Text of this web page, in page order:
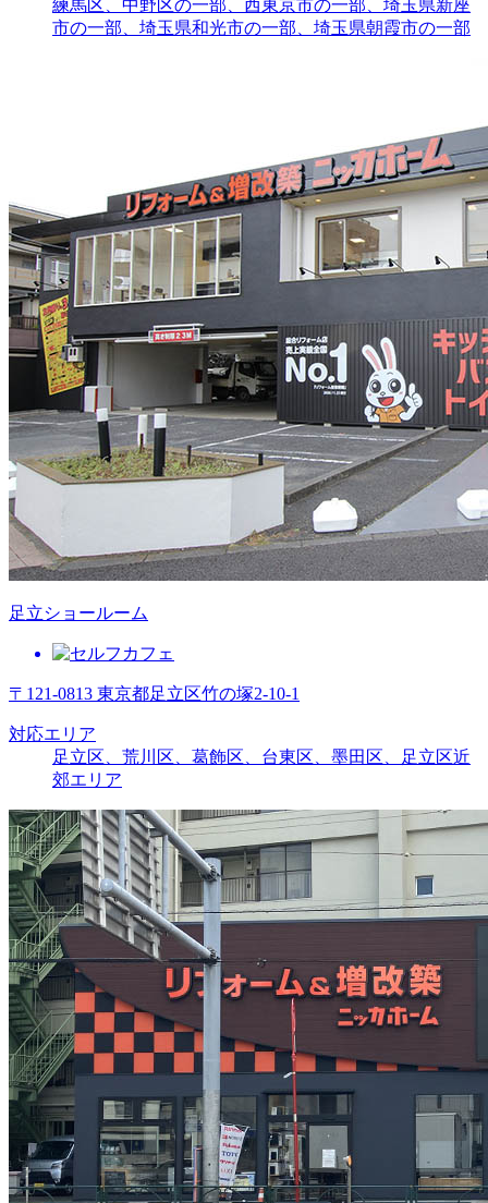
練馬区、中野区の一部、西東京市の一部、埼玉県新座
市の一部、埼玉県和光市の一部、埼玉県朝霞市の一部
足立ショールーム
〒121-0813 東京都足立区竹の塚2-10-1
対応エリア
足立区、荒川区、葛飾区、台東区、墨田区、足立区近
郊エリア